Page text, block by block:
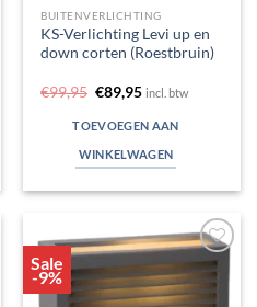
BUITENVERLICHTING
KS-Verlichting Levi up en
down corten (Roestbruin)
€99,95 Oorspronkelijke
prijs
was:
€99,95.
€89,95Huidige
is:
€89,95.
incl. btw
TOEVOEGEN AAN
WINKELWAGEN
Sale
-9%
Toevoegen
aan
verlanglijst